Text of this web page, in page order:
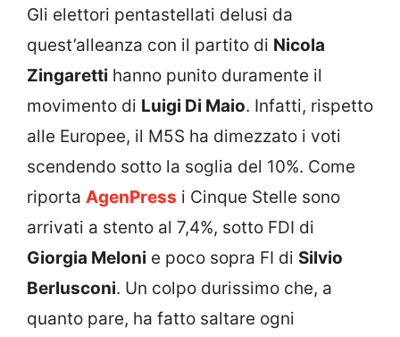
Gli elettori pentastellati delusi da
quest’alleanza con il partito di Nicola
Zingaretti hanno punito duramente il
movimento di Luigi Di Maio. Infatti, rispetto
alle Europee, il M5S ha dimezzato i voti
scendendo sotto la soglia del 10%. Come
riporta AgenPress i Cinque Stelle sono
arrivati a stento al 7,4%, sotto FDI di
Giorgia Meloni e poco sopra FI di Silvio
Berlusconi. Un colpo durissimo che, a
quanto pare, ha fatto saltare ogni